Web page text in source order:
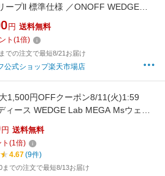
ープll 標準仕様 ／ONOFF WEDGE
LEAP-ll
円 送料無料
ト (1倍)
での注文で最短8/21お届け
公式ショップ楽天市場店
1,500円OFFクーポン8/11(火)1:59
ース WEDGE Lab MEGA Msウェッ
カヘッド カーボンシャフト ウェッジ：
販ゴルフ屋】※
円 送料無料
(1倍)
4.67(9件)
までの注文で最短8/13お届け